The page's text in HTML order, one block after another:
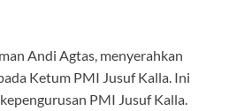
Andi Agtas, menyerahkan
Ketum PMI Jusuf Kalla. Ini
PMI Jusuf Kalla.